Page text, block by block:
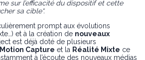
sur l’efficacité du dispositif et cette
sa cible“.
prompt aux évolutions
et à la création de nouveaux
est déjà doté de plusieurs
Motion Capture et la Réalité Mixte ce
à l’écoute des nouveaux médias